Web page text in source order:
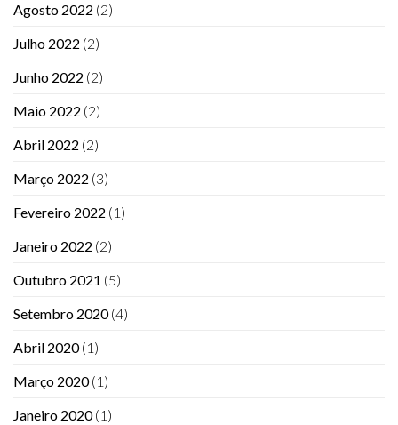
Agosto 2022 (2)
Julho 2022 (2)
Junho 2022 (2)
Maio 2022 (2)
Abril 2022 (2)
Março 2022 (3)
Fevereiro 2022 (1)
Janeiro 2022 (2)
Outubro 2021 (5)
Setembro 2020(4)
Abril 2020(1)
Março 2020(1)
Janeiro 2020(1)